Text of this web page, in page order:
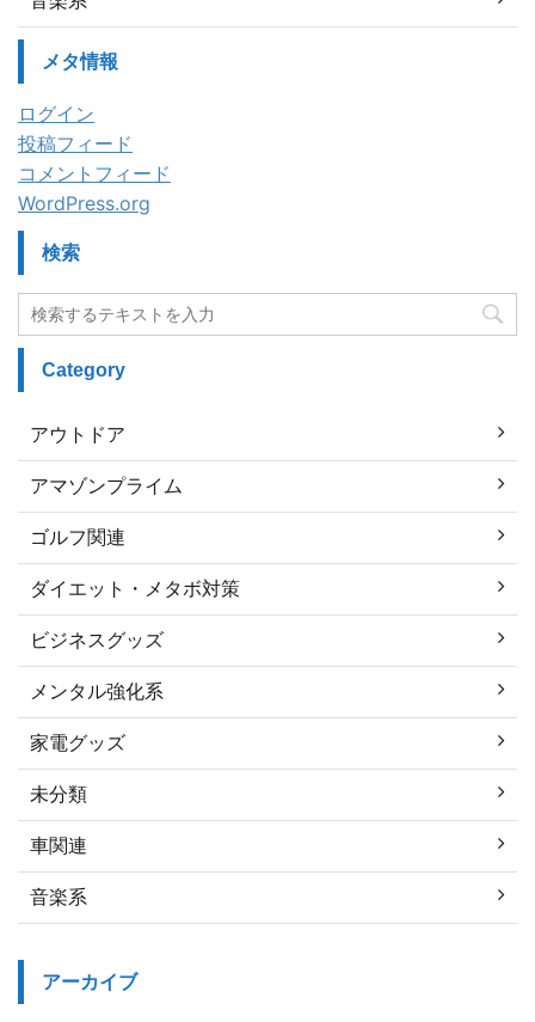
メタ情報
ログイン
投稿フィード
コメントフィード
WordPress.org
検索
Category
アウトドア
アマゾンプライム
ゴルフ関連
ダイエット・メタボ対策
ビジネスグッズ
メンタル強化系
家電グッズ
未分類
車関連
音楽系
アーカイブ